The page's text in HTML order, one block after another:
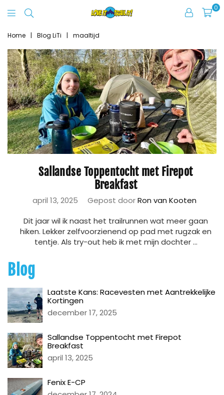
It
Trail
It
0
Home | Blog LiTi | maaltijd
Sallandse Toppentocht met Firepot
Breakfast
april 13, 2025 Gepost doorRon van Kooten
Dit jaar wil ik naast het trailrunnen wat meer gaan
hiken. Lekker zelfvoorzienend op pad met rugzak en
tentje. Als try-out heb ik met mijn dochter ...
Blog
Laatste Kans: Racevesten met Aantrekkelijke
Kortingen
december 17, 2025
Sallandse Toppentocht met Firepot
Breakfast
april 13, 2025
Fenix E-CP